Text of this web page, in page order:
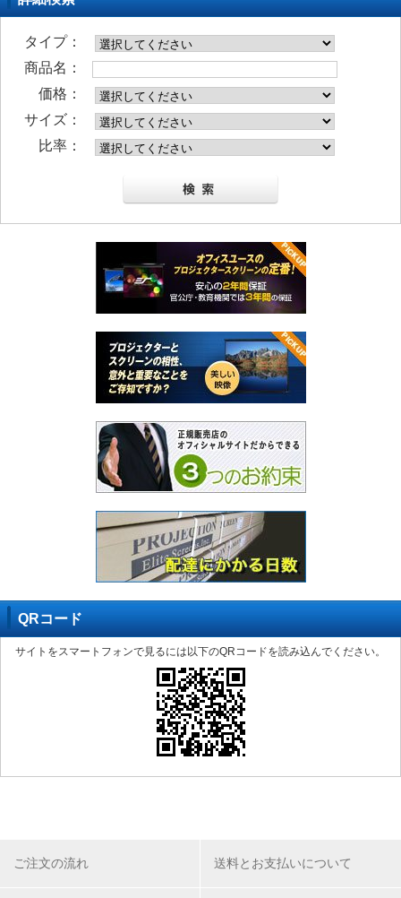
タイプ：
商品名：
価格：
サイズ：
比率：
QRコード
サイトをスマートフォンで見るには以下のQRコードを読み込んでください。
ご注文の流れ 送料とお支払いについて